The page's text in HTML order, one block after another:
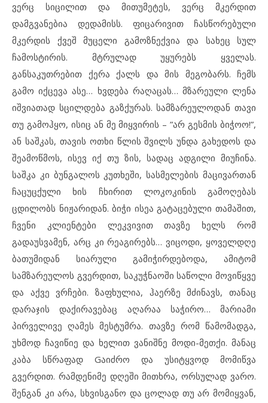
ვერც სიცილით და მითუმეტეს, ვერც მკერდით
დამგვანებია დედამისს. ფიცარივით ჩასწორებული
მკერდის ქვეშ მუცელი გამოზნექვია და სახეც სულ
ჩამოსტირის. მტრულად უყურებს ყველას.
განსაკუთრებით ქერა ქალს და მის მეგობარს. ჩემს
გამო იქცევა ასე… ხვდება რაღაცას… მზარეული ლენა
იშვიათად სცილდება გაზქურას. სამზარეულოდან თავი
თუ გამოჰყო, ისიც ან მე მიყვირის – ”არ გესმის ბიჭოო!”,
ან საშკას, თავის ოთხი წლის შვილს უნდა გახედოს და
შეამოწმოს, ისევ იქ თუ ზის, სადაც ადგილი მიუჩინა.
საშკა კი ბუნგალოს კუთხეში, სასმელების მაცივართან
ჩაცუცქული ხის ჩხირით ლოკოკინის გამოღებას
ცდილობს ნიჟარიდან. ბიჭი ისეა გატაცებული თამაშით,
ჩვენი კლიენტები ლეკვივით თავზე ხელს რომ
გადაუსვამენ, არც კი რეაგირებს… ვიცოდი, ყოველდღე
ბათუმიდან სიარული გამიჭირდებოდა, ამიტომ
სამზარეულოს გვერდით, საკუჭნაოში საწოლი მოვიწყვე
და აქვე ვრჩები. ზაფხულია, ჰაერზე მძინავს, თანაც
დარაჯის დაქირავებაც აღარაა საჭირო… მარიამი
პირველივე ღამეს მესტუმრა. თავზე რომ წამომადგა,
უხმოდ ჩავიწიე და ხელით ვანიშნე მოდი-მეთქი. მანაც
კაბა სწრაფად Gაიძრო და უსიტყვოდ მომიწვა
გვერდით. რამდენიმე დღეში მითხრა, ორსულად ვარო.
შენგან კი არა, სხვისგანო და ცოლად თუ არ მომიყვან,